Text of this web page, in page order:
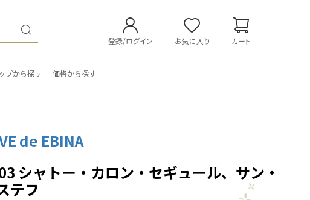
登録/ログイン お気に入り カート
プから探す 価格から探す
de EBINA
シャトー・カロン・セギュール、サン・
テフ